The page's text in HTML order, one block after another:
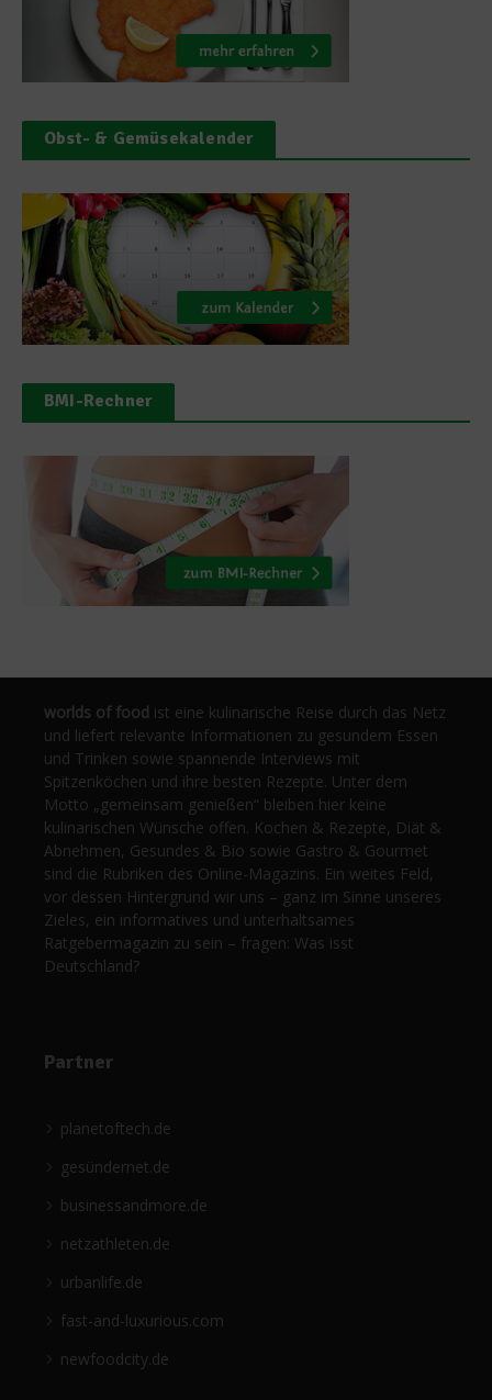
Obst- & Gemüsekalender
BMI-Rechner
worlds of food ist eine kulinarische Reise durch das Netz
und liefert relevante Informationen zu gesundem Essen
und Trinken sowie spannende Interviews mit
Spitzenköchen und ihre besten Rezepte. Unter dem
Motto „gemeinsam genießen“ bleiben hier keine
kulinarischen Wünsche offen. Kochen & Rezepte, Diät &
Abnehmen, Gesundes & Bio sowie Gastro & Gourmet
sind die Rubriken des Online-Magazins. Ein weites Feld,
vor dessen Hintergrund wir uns – ganz im Sinne unseres
Zieles, ein informatives und unterhaltsames
Ratgebermagazin zu sein – fragen: Was isst
Deutschland?
Partner
planetoftech.de
gesündernet.de
businessandmore.de
netzathleten.de
urbanlife.de
fast-and-luxurious.com
newfoodcity.de